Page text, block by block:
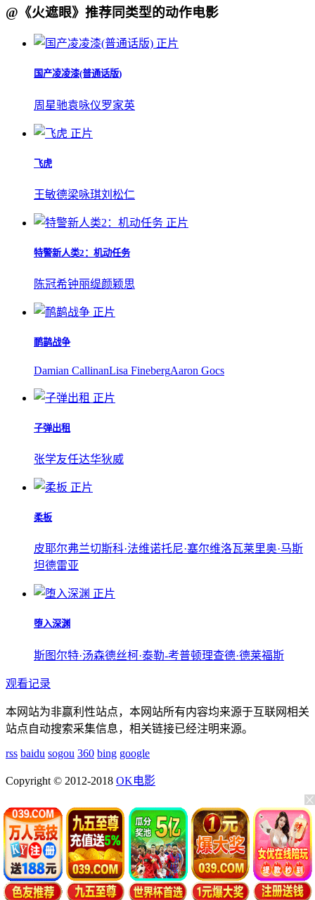
@《火遮眼》推荐同类型的动作电影
正片
国产凌凌漆(普通话版)
周星驰袁咏仪罗家英
正片
飞虎
王敏德梁咏琪刘松仁
正片
特警新人类2：机动任务
陈冠希钟丽缇颜颖思
正片
鸸鹋战争
Damian CallinanLisa FinebergAaron Gocs
正片
子弹出租
张学友任达华狄威
正片
柔板
皮耶尔弗兰切斯科·法维诺托尼·塞尔维洛瓦莱里奥·马斯
坦德雷亚
正片
堕入深渊
斯图尔特·汤森德丝柯·泰勒-考普顿理查德·德莱福斯
观看记录
本网站为非赢利性站点，本网站所有内容均来源于互联网相关
站点自动搜索采集信息，相关链接已经注明来源。
rss baidu sogou 360 bing google
Copyright © 2012-2018 OK电影